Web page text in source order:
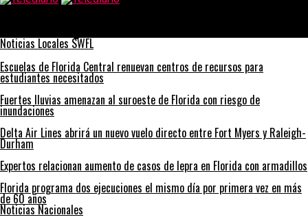
Noticias Locales SWFL
Escuelas de Florida Central renuevan centros de recursos para
estudiantes necesitados
Fuertes lluvias amenazan al suroeste de Florida con riesgo de
inundaciones
Delta Air Lines abrirá un nuevo vuelo directo entre Fort Myers y Raleigh-
Durham
Expertos relacionan aumento de casos de lepra en Florida con armadillos
Florida programa dos ejecuciones el mismo día por primera vez en más
de 60 años
Noticias Nacionales